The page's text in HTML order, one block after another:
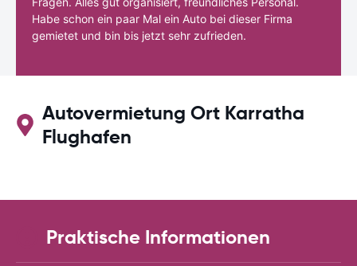
Habe schon ein paar Mal ein Auto bei dieser Firma
gemietet und bin bis jetzt sehr zufrieden.
Autovermietung Ort Karratha
Flughafen
Praktische Informationen